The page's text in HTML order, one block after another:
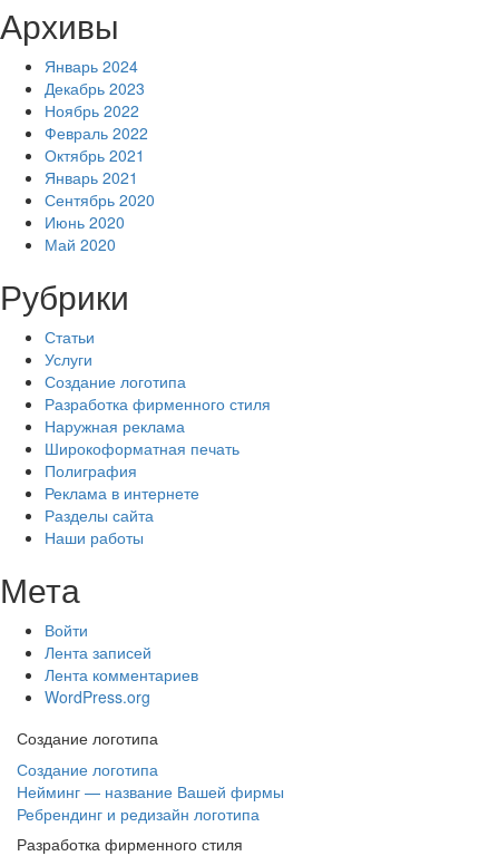
Архивы
Январь 2024
Декабрь 2023
Ноябрь 2022
Февраль 2022
Октябрь 2021
Январь 2021
Сентябрь 2020
Июнь 2020
Май 2020
Рубрики
Статьи
Услуги
Создание логотипа
Разработка фирменного стиля
Наружная реклама
Широкоформатная печать
Полиграфия
Реклама в интернете
Разделы сайта
Наши работы
Мета
Войти
Лента записей
Лента комментариев
WordPress.org
Создание логотипа
Создание логотипа
Нейминг — название Вашей фирмы
Ребрендинг и редизайн логотипа
Разработка фирменного стиля